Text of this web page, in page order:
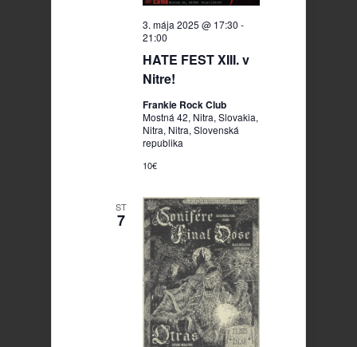
HATE FEST XIII. v
Nitre!
3. mája 2025 @ 17:30 -
21:00
Frankie Rock Club
Mostná 42, Nitra, Slovakia,
Nitra, Nitra, Slovenská
republika
10€
ST
7